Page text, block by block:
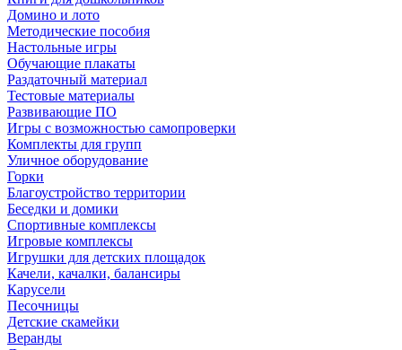
Домино и лото
Методические пособия
Настольные игры
Обучающие плакаты
Раздаточный материал
Тестовые материалы
Развивающие ПО
Игры с возможностью самопроверки
Комплекты для групп
Уличное оборудование
Горки
Благоустройство территории
Беседки и домики
Спортивные комплексы
Игровые комплексы
Игрушки для детских площадок
Качели, качалки, балансиры
Карусели
Песочницы
Детские скамейки
Веранды